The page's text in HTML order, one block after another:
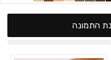
התמונה